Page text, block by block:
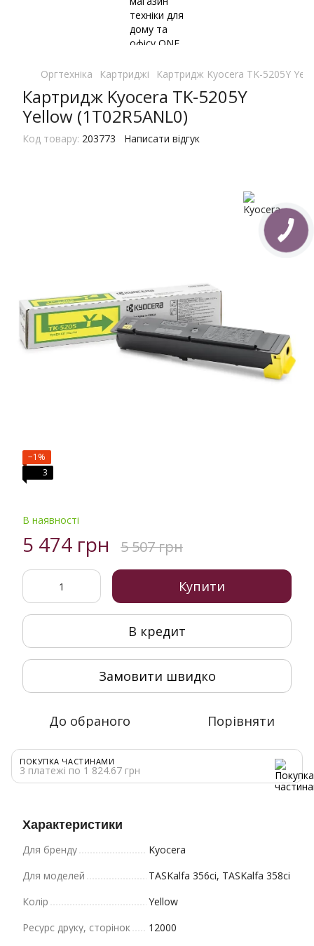
Оргтехніка Картриджі Картридж Kyocera TK-5205Y
Картридж Kyocera TK-5205Y
Yellow (1T02R5ANL0)
Код товару: 203773 Написати відгук
−1%
3
В наявності
5 474 грн 5 507 грн
Купити
В кредит
Замовити швидко
До обраного Порівняти
ПОКУПКА ЧАСТИНАМИ
3 платежі по 1 824.67 грн
Характеристики
Для бренду
Kyocera
Для моделей
TASKalfa 356ci, TASKalfa 358ci
Колір
Yellow
Ресурс друку, сторінок
12000